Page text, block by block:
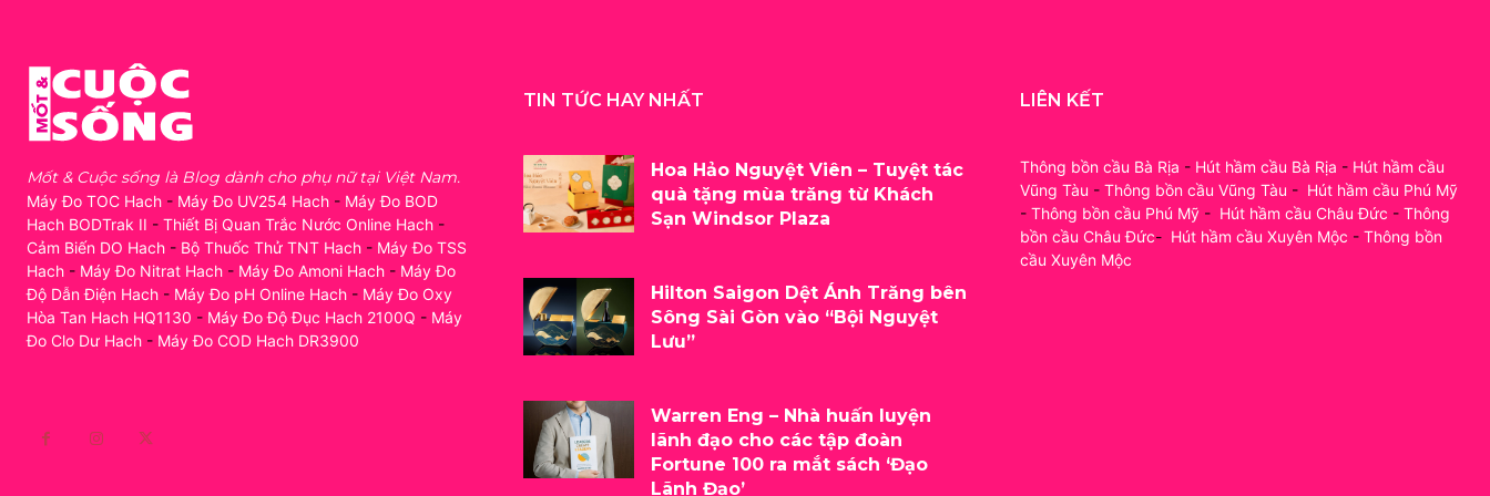
Mốt & Cuộc sống là Blog dành cho phụ nữ tại Việt Nam.
Máy Đo TOC Hach - Máy Đo UV254 Hach - Máy Đo BOD
Hach BODTrak II - Thiết Bị Quan Trắc Nước Online Hach -
Cảm Biến DO Hach - Bộ Thuốc Thử TNT Hach - Máy Đo TSS
Hach - Máy Đo Nitrat Hach - Máy Đo Amoni Hach - Máy Đo
Độ Dẫn Điện Hach - Máy Đo pH Online Hach - Máy Đo Oxy
Hòa Tan Hach HQ1130 - Máy Đo Độ Đục Hach 2100Q - Máy
Đo Clo Dư Hach - Máy Đo COD Hach DR3900
TIN TỨC HAY NHẤT
Hoa Hảo Nguyệt Viên – Tuyệt tác
quà tặng mùa trăng từ Khách
Sạn Windsor Plaza
Hilton Saigon Dệt Ánh Trăng bên
Sông Sài Gòn vào “Bội Nguyệt
Lưu”
Warren Eng – Nhà huấn luyện
lãnh đạo cho các tập đoàn
Fortune 100 ra mắt sách ‘Đạo
Lãnh Đạo’
LIÊN KẾT
Thông bồn cầu Bà Rịa - Hút hầm cầu Bà Rịa - Hút hầm cầu
Vũng Tàu - Thông bồn cầu Vũng Tàu - Hút hầm cầu Phú Mỹ
- Thông bồn cầu Phú Mỹ - Hút hầm cầu Châu Đức - Thông
bồn cầu Châu Đức- Hút hầm cầu Xuyên Mộc - Thông bồn
cầu Xuyên Mộc